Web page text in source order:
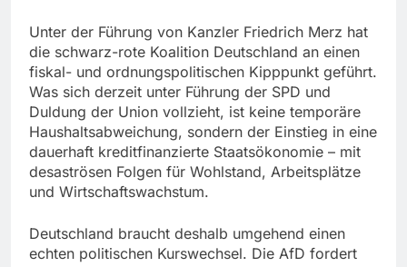
Unter der Führung von Kanzler Friedrich Merz hat
die schwarz-rote Koalition Deutschland an einen
fiskal- und ordnungspolitischen Kipppunkt geführt.
Was sich derzeit unter Führung der SPD und
Duldung der Union vollzieht, ist keine temporäre
Haushaltsabweichung, sondern der Einstieg in eine
dauerhaft kreditfinanzierte Staatsökonomie – mit
desaströsen Folgen für Wohlstand, Arbeitsplätze
und Wirtschaftswachstum.
Deutschland braucht deshalb umgehend einen
echten politischen Kurswechsel. Die AfD fordert